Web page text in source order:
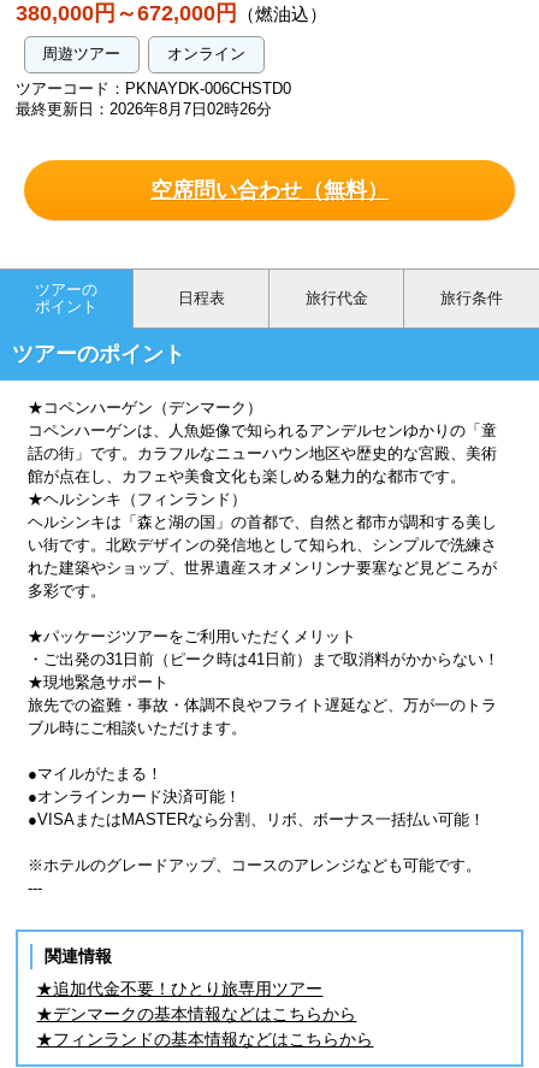
380,000円～672,000円 （燃油込）
周遊ツアー
オンライン
ツアーコード：PKNAYDK-006CHSTD0
最終更新日：2026年8月7日02時26分
空席問い合わせ（無料）
ツアーの
ポイント
日程表 旅行代金 旅行条件
ツアーのポイント
★コペンハーゲン（デンマーク）
コペンハーゲンは、人魚姫像で知られるアンデルセンゆかりの「童
話の街」です。カラフルなニューハウン地区や歴史的な宮殿、美術
館が点在し、カフェや美食文化も楽しめる魅力的な都市です。
★ヘルシンキ（フィンランド）
ヘルシンキは「森と湖の国」の首都で、自然と都市が調和する美し
い街です。北欧デザインの発信地として知られ、シンプルで洗練さ
れた建築やショップ、世界遺産スオメンリンナ要塞など見どころが
多彩です。
★パッケージツアーをご利用いただくメリット
・ご出発の31日前（ピーク時は41日前）まで取消料がかからない！
★現地緊急サポート
旅先での盗難・事故・体調不良やフライト遅延など、万が一のトラ
ブル時にご相談いただけます。
●マイルがたまる！
●オンラインカード決済可能！
●VISAまたはMASTERなら分割、リボ、ボーナス一括払い可能！
※ホテルのグレードアップ、コースのアレンジなども可能です。
---
関連情報
★追加代金不要！ひとり旅専用ツアー
★デンマークの基本情報などはこちらから
★フィンランドの基本情報などはこちらから